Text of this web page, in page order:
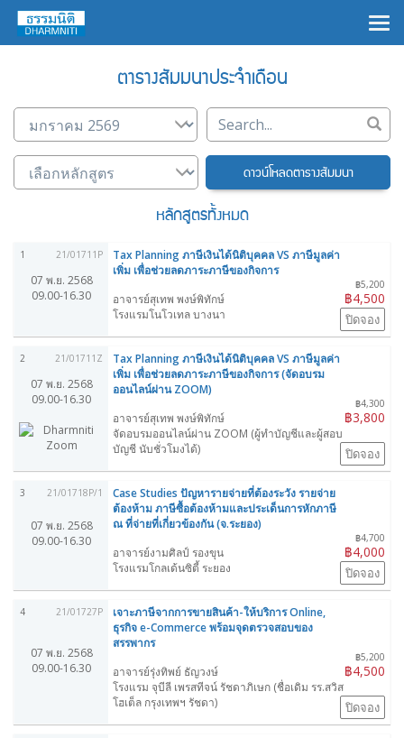
ตารางสัมมนาประจำเดือน
ดาวน์โหลดตารางสัมมนา
หลักสูตรทั้งหมด
1 21/01711P
07 พ.ย. 2568
09.00-16.30
Tax Planning ภาษีเงินได้นิติบุคคล VS ภาษีมูลค่า
เพิ่ม เพื่อช่วยลดภาระภาษีของกิจการ
฿5,200
฿4,500
อาจารย์สุเทพ พงษ์พิทักษ์
โรงแรมโนโวเทล บางนา
ปิดจอง
2 21/01711Z
07 พ.ย. 2568
09.00-16.30
Tax Planning ภาษีเงินได้นิติบุคคล VS ภาษีมูลค่า
เพิ่ม เพื่อช่วยลดภาระภาษีของกิจการ (จัดอบรม
ออนไลน์ผ่าน ZOOM)
฿4,300
฿3,800
อาจารย์สุเทพ พงษ์พิทักษ์
จัดอบรมออนไลน์ผ่าน ZOOM (ผู้ทำบัญชีและผู้สอบ
บัญชี นับชั่วโมงได้)
ปิดจอง
3 21/01718P/1
07 พ.ย. 2568
09.00-16.30
Case Studies ปัญหารายจ่ายที่ต้องระวัง รายจ่าย
ต้องห้าม ภาษีซื้อต้องห้ามและประเด็นการหักภาษี
ณ ที่จ่ายที่เกี่ยวข้องกัน (จ.ระยอง)
฿4,700
฿4,000
อาจารย์งามศิลป์ รองขุน
โรงแรมโกลเด้นซิตี้ ระยอง
ปิดจอง
4 21/01727P
07 พ.ย. 2568
09.00-16.30
เจาะภาษีจากการขายสินค้า-ให้บริการ Online,
ธุรกิจ e-Commerce พร้อมจุดตรวจสอบของ
สรรพากร
฿5,200
฿4,500
อาจารย์รุ่งทิพย์ ธัญวงษ์
โรงแรม จุบีลี เพรสทีจน์ รัชดาภิเษก (ชื่อเดิม รร.สวิส
โฮเต็ล กรุงเทพฯ รัชดา)
ปิดจอง
×